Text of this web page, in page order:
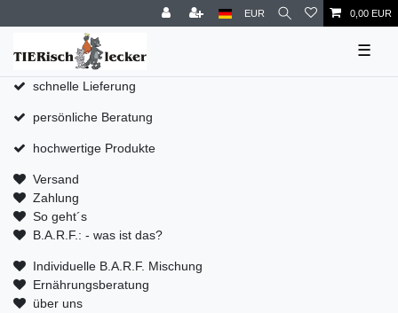
EUR 0,00 EUR
☰
schnelle Lieferung
persönliche Beratung
hochwertige Produkte
Versand
Zahlung
So geht´s
B.A.R.F.: - was ist das?
Individuelle B.A.R.F. Mischung
Ernährungsberatung
über uns